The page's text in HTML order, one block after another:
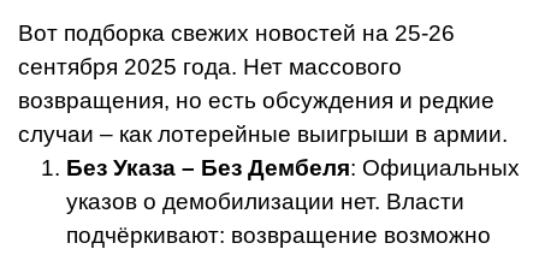
Вот подборка свежих новостей на 25-26
сентября 2025 года. Нет массового
возвращения, но есть обсуждения и редкие
случаи – как лотерейные выигрыши в армии.
Без Указа – Без Дембеля: Официальных
указов о демобилизации нет. Власти
подчёркивают: возвращение возможно